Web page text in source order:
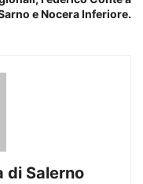
e Nocera Inferiore.
di Salerno